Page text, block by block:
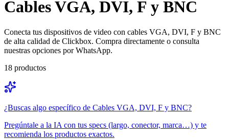
Cables VGA, DVI, F y BNC
Conecta tus dispositivos de video con cables VGA, DVI, F y BNC
de alta calidad de Clickbox. Compra directamente o consulta
nuestras opciones por WhatsApp.
18 productos
¿Buscas algo específico de Cables VGA, DVI, F y BNC?
Pregúntale a la IA con tus specs (largo, conector, marca…) y te
recomienda los productos exactos.